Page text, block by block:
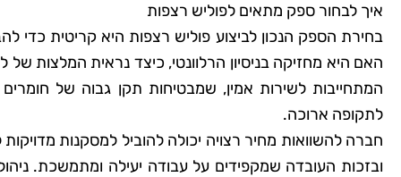
איך לבחור ספק מתאים לפוליש רצפות
בחירת הספק הנכון לביצוע פוליש רצפות היא קריטית
האם היא מחזיקה בניסיון הרלוונטי, כיצד נראית המלצות
המתחייבות לשירות אמין, שמבטיחות תקן גבוה של
לתקופה ארוכה.
חברה להשוואות מחיר רצויה יכולה להוביל למסקנות
ובזכות העובדה שמקפידים על עבודה יעילה ומתמשכת.